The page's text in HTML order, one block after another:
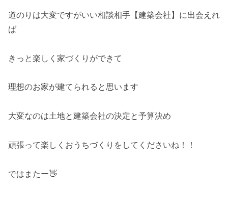
道のりは大変ですがいい相談相手【建築会社】に出会えれ
ば
きっと楽しく家づくりができて
理想のお家が建てられると思います
大変なのは土地と建築会社の決定と予算決め
頑張って楽しくおうちづくりをしてくださいね！！
ではまたー👋